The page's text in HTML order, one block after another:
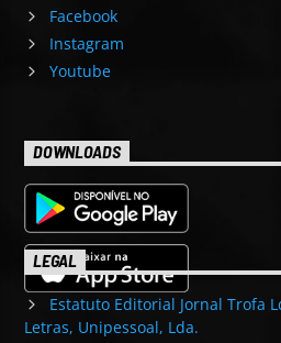
Facebook
Instagram
Youtube
DOWNLOADS
LEGAL
Estatuto Editorial Jornal Trofa
Letras, Unipessoal, Lda.